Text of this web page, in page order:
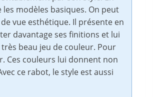
modèles basiques. On peut
vue esthétique. Il présente en
davantage ses finitions et lui
beau jeu de couleur. Pour
Ces couleurs lui donnent non
ce rabot, le style est aussi